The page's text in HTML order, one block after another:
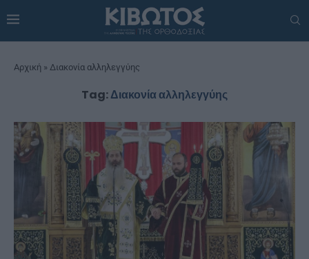
Αρχική » Διακονία αλληλεγγύης
Tag:Διακονία αλληλεγγύης